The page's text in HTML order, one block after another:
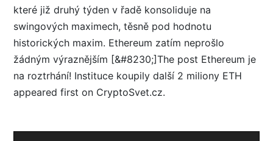
které již druhý týden v řadě konsoliduje na
swingových maximech, těsně pod hodnotu
historických maxim. Ethereum zatím neprošlo
žádným výraznějším [&#8230;]The post Ethereum je
na roztrhání! Instituce koupily další 2 miliony ETH
appeared first on CryptoSvet.cz.